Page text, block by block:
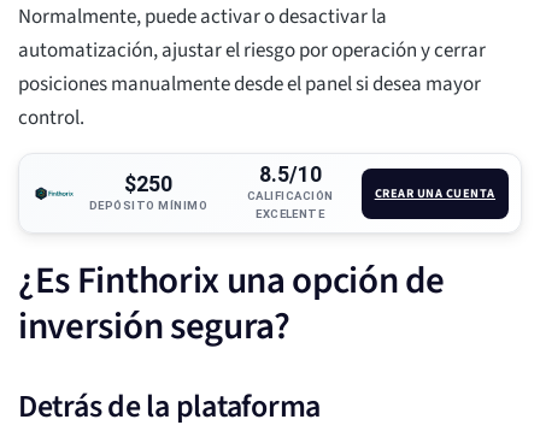
Normalmente, puede activar o desactivar la
automatización, ajustar el riesgo por operación y cerrar
posiciones manualmente desde el panel si desea mayor
control.
$250
DEPÓSITO MÍNIMO
8.5/10
CALIFICACIÓN
EXCELENTE
CREAR UNA CUENTA
¿Es Finthorix una opción de
inversión segura?
Detrás de la plataforma